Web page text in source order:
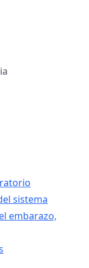
sistema
embarazo,